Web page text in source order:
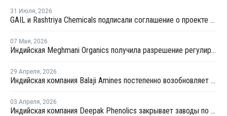
31 Июля, 2026
GAIL и Rashtriya Chemicals подписали соглашение о проекте по производству удобрений на основе природного газа
07 Мая, 2026
Индийская Meghmani Organics получила разрешение регулирующих органов на производство наноудобрений
29 Апреля, 2026
Индийская компания Balaji Amines постепенно возобновляет производство аммиака
03 Апреля, 2026
Индийская компания Deepak Phenolics закрывает заводы по производству фенола и ацетона из-за нехватки сырья